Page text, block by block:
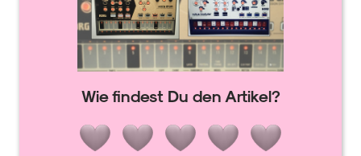
Wie findest Du den Artikel?